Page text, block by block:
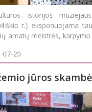
istorijos
r.) eksponuojama
amatų meistrės,
07-20
jūros